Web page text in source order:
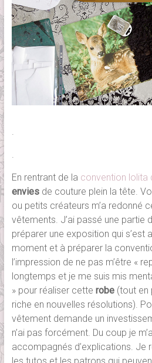
.
.
En rentrant de la convention lolita
enviesde couture plein la tête.
ou petits créateurs m’a redonné
vêtements. J’ai passé une partie
préparer une exposition qui s’est
moment et à préparer la
l’impression de ne pas m’être «
longtemps et je me suis mis
» pour réaliser cette robe(tout en
riche en nouvelles résolutions).
vêtement demande un
n’ai pas forcément. Du coup je
accompagnés d’explications. Je